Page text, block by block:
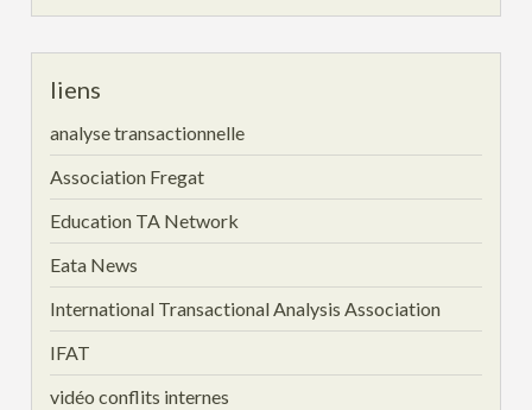
liens
analyse transactionnelle
Association Fregat
Education TA Network
Eata News
International Transactional Analysis Association
IFAT
vidéo conflits internes